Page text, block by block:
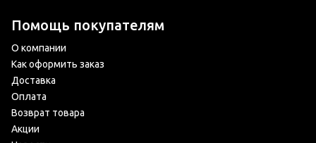
Помощь покупателям
О компании
Как оформить заказ
Доставка
Оплата
Возврат товара
Акции